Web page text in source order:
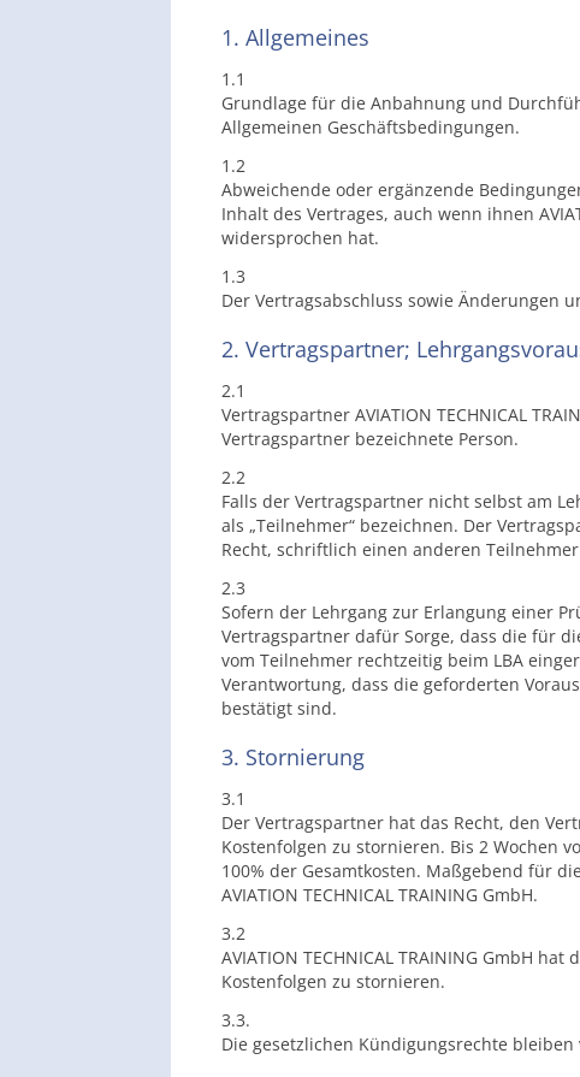
1. Allgemeines
1.1
Grundlage für die Anbahnung und
Allgemeinen Geschäftsbedingungen.
1.2
Abweichende oder ergänzende
Inhalt des Vertrages, auch wenn ihnen
widersprochen hat.
1.3
Der Vertragsabschluss sowie Änderungen
2. Vertragspartner;
2.1
Vertragspartner AVIATION TECHNICAL
Vertragspartner bezeichnete Person.
2.2
Falls der Vertragspartner nicht selbst am
als „Teilnehmer“ bezeichnen. Der
Recht, schriftlich einen anderen
2.3
Sofern der Lehrgang zur Erlangung einer
Vertragspartner dafür Sorge, dass die für
vom Teilnehmer rechtzeitig beim LBA
Verantwortung, dass die geforderten
bestätigt sind.
3. Stornierung
3.1
Der Vertragspartner hat das Recht, den
Kostenfolgen zu stornieren. Bis 2 Wochen
100% der Gesamtkosten. Maßgebend für
AVIATION TECHNICAL TRAINING GmbH.
3.2
AVIATION TECHNICAL TRAINING GmbH
Kostenfolgen zu stornieren.
3.3.
Die gesetzlichen Kündigungsrechte